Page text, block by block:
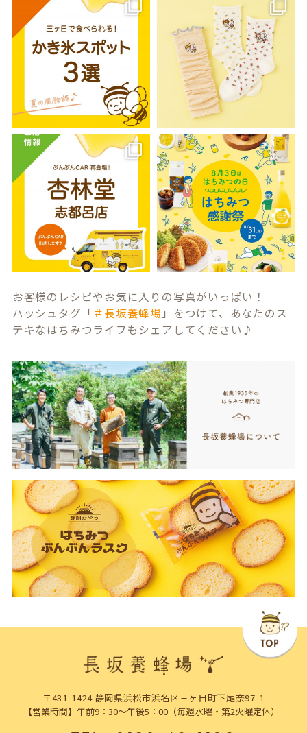
お客様のレシピやお気に入りの写真がいっぱい！
ハッシュタグ「＃長坂養蜂場 」をつけて、あなたのス
テキなはちみつライフもシェアしてください♪
〒431-1424 静岡県浜松市浜名区三ヶ日町下尾奈97-1
【営業時間】午前9：30～午後5：00（毎週水曜・第2火曜定休）